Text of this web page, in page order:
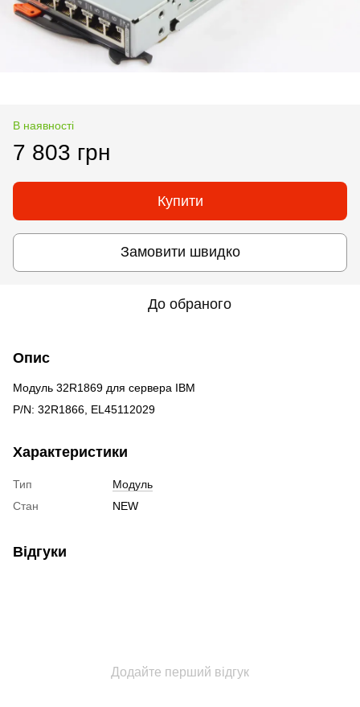
В наявності
7 803 грн
Купити
Замовити швидко
До обраного
Опис
Модуль 32R1869 для сервера IBM
P/N: 32R1866, EL45112029
Характеристики
Тип
Модуль
Стан
NEW
Відгуки
Додайте перший відгук